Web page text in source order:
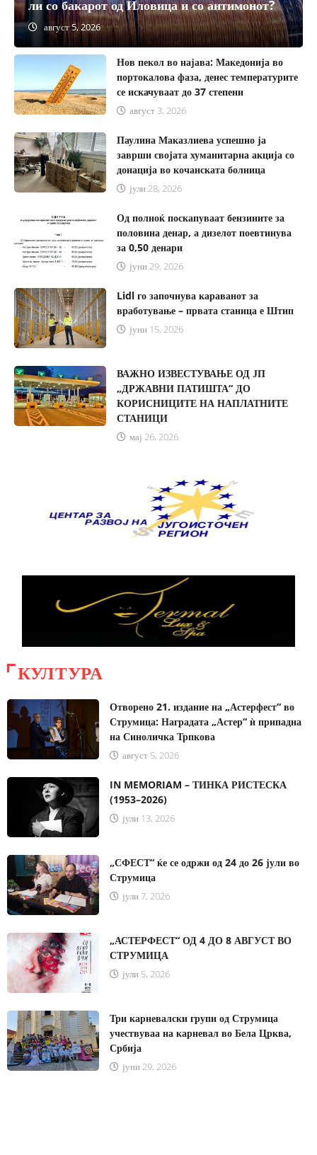
ли со бакарот од Иловица и со антимонот?
август 5, 2026
август 3, 2026
Нов пекол во најава: Македонија во
портокалова фаза, денес температурите
се искачуваат до 37 степени
август 3, 2026
Паулина Маказлиева успешно ја
заврши својата хуманитарна акција со
донација во кочанската болница
јули 28, 2026
Од полноќ поскапуваат бензините за
половина денар, а дизелот поевтинува
за 0,50 денари
јуни 29, 2026
Lidl го започнува караванот за
вработување – првата станица е Штип
јуни 15, 2026
ВАЖНО ИЗВЕСТУВАЊЕ ОД ЈП
„ДРЖАВНИ ПАТИШТА“ ДО
КОРИСНИЦИТЕ НА НАПЛАТНИТЕ
СТАНИЦИ
мај 26, 2026
КУЛТУРА
Отворено 21. издание на „Астерфест“ во
Струмица: Наградата „Астер“ ѝ припадна
на Синоличка Трпкова
август 5, 2026
IN MEMORIAM – ТИНКА РИСТЕСКА
(1953–2026)
јули 13, 2026
„СФЕСТ“ ќе се одржи од 24 до 26 јули во
Струмица
јули 7, 2026
„АСТЕРФЕСТ“ ОД 4 ДО 8 АВГУСТ ВО
СТРУМИЦА
јули 5, 2026
Три карневалски групи од Струмица
учествуваа на карневал во Бела Црква,
Србија
јуни 29, 2026